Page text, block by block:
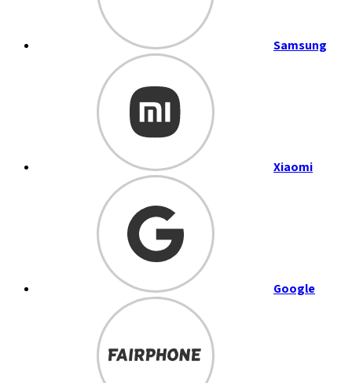
Samsung
Xiaomi
Google